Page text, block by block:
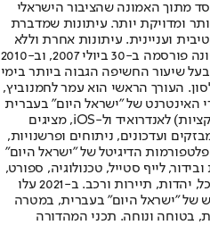
מתוך האמונה שהציבור הישראלי
ומדויקת יותר. עיתונות שמדברת
ועניינית. עיתונות אחרת וללא
תשלום. המהדורה המודפסת הראשונה פורסמה ב-30 ביולי 2007, וב-2010
שיעור החשיפה הגבוה ביותר בימי
העורך הראשי הוא עמר לחמנוביץ,
האינטרנט של "ישראל היום" בעברית
ובאנגלית, כמו כן היישומונים (אפליקציות) לאנדרואיד ול-iOS, מציגים
ועדכונים, ניתוחים ופרשנויות,
פלטפורמות הדיגיטל של "ישראל היום"
לייף סטייל, טכנולוגיה, ספורט,
כלכלה וצרכנות, בריאות, חיילים, אוכל, יהדות, תיירות ורכב. ב-2021 עלו
של "ישראל היום" בעברית, במטרה
בטוחה ונוחה. תכני המהדורה